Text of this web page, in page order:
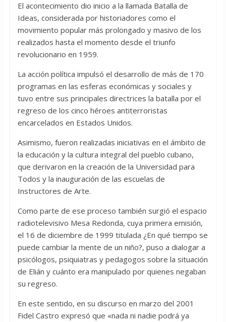
El acontecimiento dio inicio a la llamada Batalla de
Ideas, considerada por historiadores como el
movimiento popular más prolongado y masivo de los
realizados hasta el momento desde el triunfo
revolucionario en 1959.
La acción política impulsó el desarrollo de más de 170
programas en las esferas económicas y sociales y
tuvo entre sus principales directrices la batalla por el
regreso de los cinco héroes antiterroristas
encarcelados en Estados Unidos.
Asimismo, fueron realizadas iniciativas en el ámbito de
la educación y la cultura integral del pueblo cubano,
que derivaron en la creación de la Universidad para
Todos y la inauguración de las escuelas de
Instructores de Arte.
Como parte de ese proceso también surgió el espacio
radiotelevisivo Mesa Redonda, cuya primera emisión,
el 16 de diciembre de 1999 titulada ¿En qué tiempo se
puede cambiar la mente de un niño?, puso a dialogar a
psicólogos, psiquiatras y pedagogos sobre la situación
de Elián y cuánto era manipulado por quienes negaban
su regreso.
En este sentido, en su discurso en marzo del 2001
Fidel Castro expresó que «nada ni nadie podrá ya